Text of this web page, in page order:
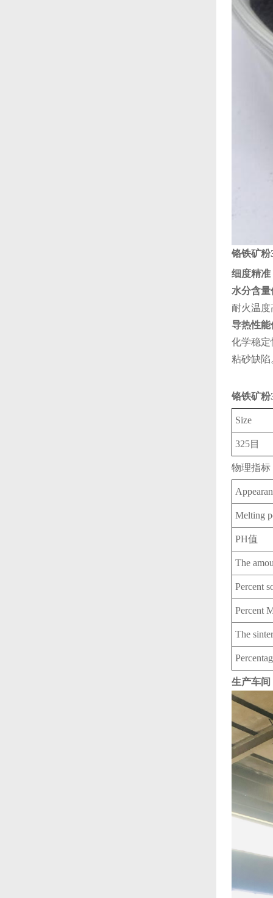
铬铁矿粉
细度精准‌
水分含量
耐火温
导热性能
化学稳
粘砂缺陷‌
铬铁矿粉
Size
325目
物理指标
Melting
PH值
The
Percent
Percent
The
生产车间